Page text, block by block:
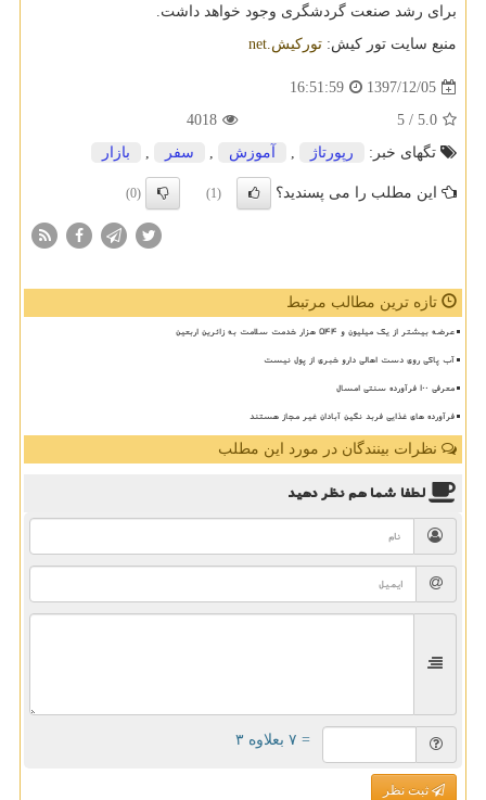
برای رشد صنعت گردشگری وجود خواهد داشت.
منبع سایت تور کیش: تورکيش. net
1397/12/05
16:51:59
5.0
/ 5
4018
تگهای خبر:
رپورتاژ , آموزش , سفر , بازار
این مطلب را می پسندید؟ (1)
(0)
تازه ترین مطالب مرتبط
عرضه بیشتر از یک میلیون و ۵۴۴ هزار خدمت سلامت به زائرین اربعین
آب پاکی روی دست اهالی دارو خبری از پول نیست
معرفی ۱۰۰ فرآورده سنتی امسال
فرآورده های غذایی فربد نگین آبادان غیر مجاز هستند
نظرات بینندگان در مورد این مطلب
لطفا شما همنظر دهید
= ۷ بعلاوه ۳
ثبت نظر